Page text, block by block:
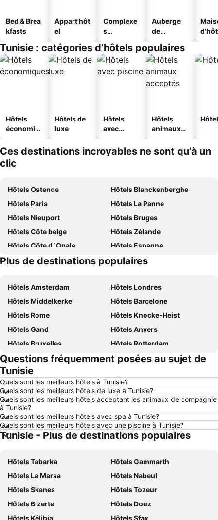
Bed & Brea
kfasts
Appart'hôt
el
Complexe
s
s
Auberge
de
Tunisie : catégories d’hôtels populaires
Hôtels
économiq
Hôtels de
luxe
Hôtels
avec
Hôtels
animaux
Ces destinations incroyables ne sont qu’à un
clic
Hôtels Ostende
Hôtels Blanckenberghe
Hôtels Paris
Hôtels La Panne
Hôtels Nieuport
Hôtels Bruges
Hôtels Côte belge
Hôtels Zélande
Hôtels Côte d´Opale
Hôtels Espagne
Hôtels Ardennes belges
Hôtels France
Plus de destinations populaires
Hôtels Amsterdam
Hôtels Londres
Hôtels Middelkerke
Hôtels Barcelone
Hôtels Rome
Hôtels Knocke-Heist
Hôtels Gand
Hôtels Anvers
Hôtels Bruxelles
Hôtels Rotterdam
Hôtels Maastricht
Hôtels Durbuy
Hôtels Hasselt
Hôtels Boulogne-sur-Mer
Hôtels Le Coq
Hôtels Le Touquet-Paris-Plage
Hôtels Dunkerque
Hôtels Málaga
Hôtels Belgique
Hôtels Luxembourg
Hôtels Ténérife
Hôtels Majorque
Hôtels Ibiza
Questions fréquemment posées au sujet de
Tunisie
Quels sont les meilleurs hôtels à Tunisie?
Quels sont les meilleurs hôtels de luxe à Tunisie?
Quels sont les meilleurs hôtels acceptant les animaux de compagnie
à Tunisie?
Quels sont les meilleurs hôtels avec spa à Tunisie?
Quels sont les meilleurs hôtels avec une piscine à Tunisie?
Tunisie - Plus de destinations populaires
Hôtels Tabarka
Hôtels Gammarth
Hôtels La Marsa
Hôtels Nabeul
Hôtels Skanes
Hôtels Tozeur
Hôtels Bizerte
Hôtels Douz
Hôtels Kélibia
Hôtels Sfax